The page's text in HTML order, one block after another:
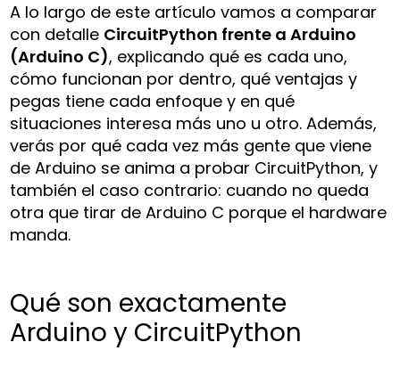
A lo largo de este artículo vamos a comparar
con detalle CircuitPython frente a Arduino
(Arduino C), explicando qué es cada uno,
cómo funcionan por dentro, qué ventajas y
pegas tiene cada enfoque y en qué
situaciones interesa más uno u otro. Además,
verás por qué cada vez más gente que viene
de Arduino se anima a probar CircuitPython, y
también el caso contrario: cuando no queda
otra que tirar de Arduino C porque el hardware
manda.
Qué son exactamente
Arduino y CircuitPython